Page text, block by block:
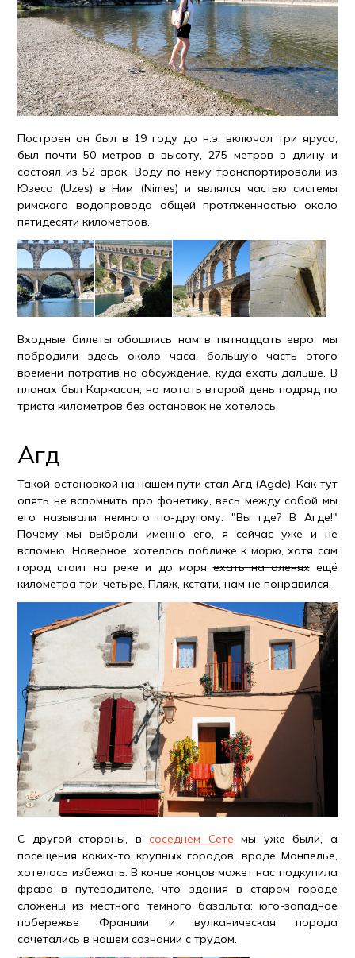
Построен он был в 19 году до н.э, включал три яруса,
был почти 50 метров в высоту, 275 метров в длину и
состоял из 52 арок. Воду по нему транспортировали из
Юзеса (Uzes) в Ним (Nimes) и являлся частью системы
римского водопровода общей протяженностью около
пятидесяти километров.
Входные билеты обошлись нам в пятнадцать евро, мы
побродили здесь около часа, большую часть этого
времени потратив на обсуждение, куда ехать дальше. В
планах был Каркасон, но мотать второй день подряд по
триста километров без остановок не хотелось.
Агд
Такой остановкой на нашем пути стал Агд (Agde). Как тут
опять не вспомнить про фонетику, весь между собой мы
его называли немного по-другому: "Вы где? В Агде!"
Почему мы выбрали именно его, я сейчас уже и не
вспомню. Наверное, хотелось поближе к морю, хотя сам
город стоит на реке и до моряехать на оленяхещё
километра три-четыре. Пляж, кстати, нам не понравился.
С другой стороны, всоседнем Сете мы уже были, а
посещения каких-то крупных городов, вроде Монпелье,
хотелось избежать. В конце концов может нас подкупила
фраза в путеводителе, что здания в старом городе
сложены из местного темного базальта: юго-западное
побережье Франции и вулканическая порода
сочетались в нашем сознании с трудом.